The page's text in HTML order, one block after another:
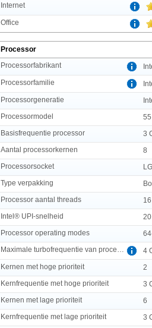
Internet
Office
Processor
Processorfabrikant
Processorfamilie
Processorgeneratie
Processormodel
Basisfrequentie processor
3
Aantal processorkernen
8
Processorsocket
Type verpakking
Processor aantal threads
16
Intel® UPI-snelheid
Processor operating modes
4
Kernen met hoge prioriteit
2
Kernfrequentie met hoge prioriteit
3
Kernen met lage prioriteit
6
Kernfrequentie met lage prioriteit
3